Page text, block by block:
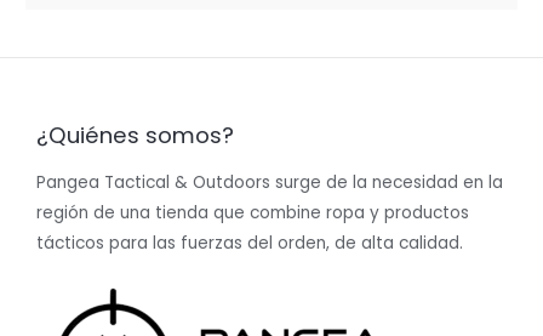
¿Quiénes somos?
Pangea Tactical & Outdoors surge de la necesidad en la
región de una tienda que combine ropa y productos
tácticos para las fuerzas del orden, de alta calidad.